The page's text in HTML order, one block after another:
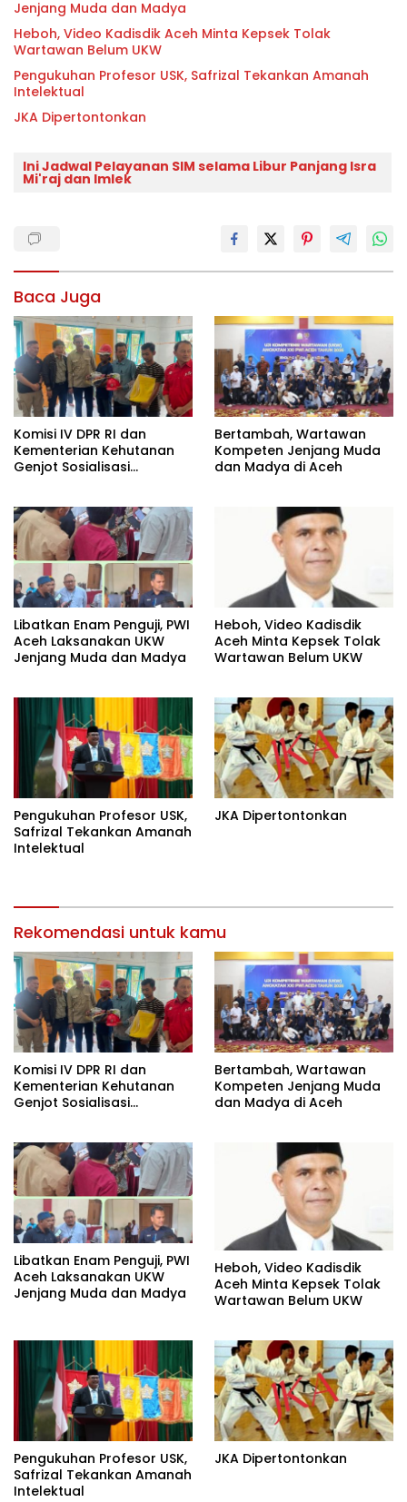
Jenjang Muda dan Madya
Heboh, Video Kadisdik Aceh Minta Kepsek Tolak
Wartawan Belum UKW
Pengukuhan Profesor USK, Safrizal Tekankan Amanah
Intelektual
JKA Dipertontonkan
Ini Jadwal Pelayanan SIM selama Libur Panjang Isra
Mi'raj dan Imlek
Baca Juga
Komisi IV DPR RI dan
Kementerian Kehutanan
Genjot Sosialisasi
Bertambah, Wartawan
Kompeten Jenjang Muda
dan Madya di Aceh
Libatkan Enam Penguji, PWI
Aceh Laksanakan UKW
Jenjang Muda dan Madya
Heboh, Video Kadisdik
Aceh Minta Kepsek Tolak
Wartawan Belum UKW
Pengukuhan Profesor USK,
Safrizal Tekankan Amanah
Intelektual
JKA Dipertontonkan
Rekomendasi untuk kamu
Komisi IV DPR RI dan
Kementerian Kehutanan
Genjot Sosialisasi
Bertambah, Wartawan
Kompeten Jenjang Muda
dan Madya di Aceh
Libatkan Enam Penguji, PWI
Aceh Laksanakan UKW
Jenjang Muda dan Madya
Heboh, Video Kadisdik
Aceh Minta Kepsek Tolak
Wartawan Belum UKW
Pengukuhan Profesor USK,
Safrizal Tekankan Amanah
Intelektual
JKA Dipertontonkan